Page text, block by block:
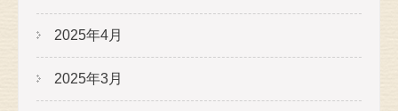
2025年4月
2025年3月